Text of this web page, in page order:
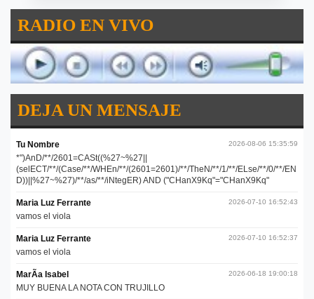
RADIO EN VIVO
DEJA UN MENSAJE